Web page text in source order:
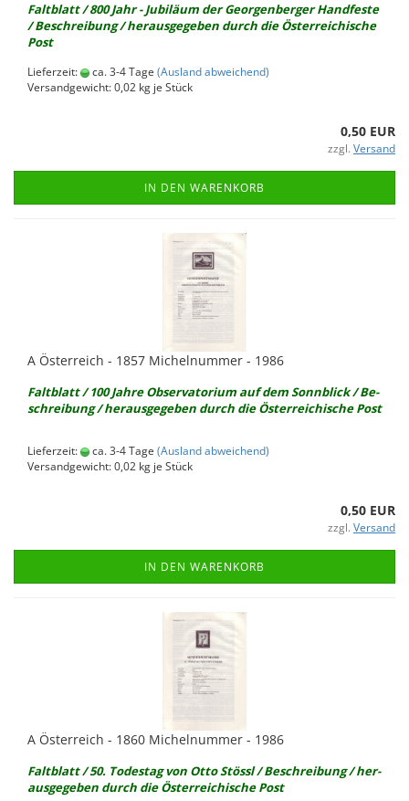
Falt­blatt / 800 Jahr - Ju­bi­lä­um der Ge­or­gen­ber­ger Hand­fes­te
/ Be­schrei­bung / her­aus­ge­ge­ben durch die Ös­ter­rei­chi­sche
Post
Lieferzeit: ca. 3-4 Tage (Ausland abweichend)
Versandgewicht:0,02 kg je Stück
0,50 EUR
zzgl. Versand
IN DEN WARENKORB
A Ös­ter­reich - 1857 Mi­chel­num­mer - 1986
Falt­blatt / 100 Jahre Ob­ser­va­to­ri­um auf dem Sonn­blick / Be­
schrei­bung / her­aus­ge­ge­ben durch die Ös­ter­rei­chi­sche Post
Lieferzeit: ca. 3-4 Tage (Ausland abweichend)
Versandgewicht:0,02 kg je Stück
0,50 EUR
zzgl. Versand
IN DEN WARENKORB
A Ös­ter­reich - 1860 Mi­chel­num­mer - 1986
Falt­blatt / 50. To­des­tag von Otto Stössl / Be­schrei­bung / her­
aus­ge­ge­ben durch die Ös­ter­rei­chi­sche Post